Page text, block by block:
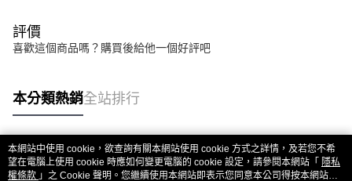
評價
喜歡這個商品嗎？購買後給他一個好評吧
本分類熱銷全站排行
熱門標籤
本網站中使用 cookie，欲查詢有關本網站使用 cookie 方式之詳情，及若您不希
望在電腦上使用 cookie 時應如何變更電腦的 cookie 設定，請參閱本網站「 隱私
權條款 」之 Cookie 聲明。您繼續使用本網站即表示您同意本公司得按本網站使